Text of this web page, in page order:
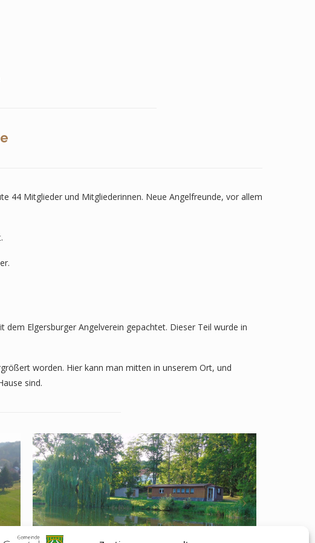
44 Mitglieder und Mitgliederinnen. Neue Angelfreunde, vor allem
Elgersburger Angelverein gepachtet. Dieser Teil wurde in
worden. Hier kann man mitten in unserem Ort, und
sind.